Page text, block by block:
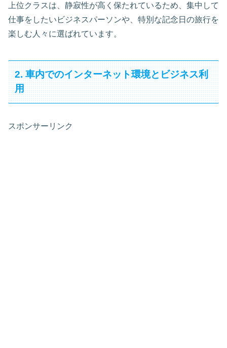
上位クラスは、静寂性が高く保たれているため、集中して
仕事をしたいビジネスパーソンや、特別な記念日の旅行を
楽しむ人々に選ばれています。
2. 車内でのインターネット環境とビジネス利
用
スポンサーリンク